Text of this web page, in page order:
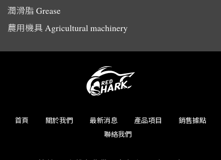
潤滑脂 Grease
農用機具 Agricultural machinery
首頁 關於我們 最新消息 產品項目
銷售據點
聯絡我們